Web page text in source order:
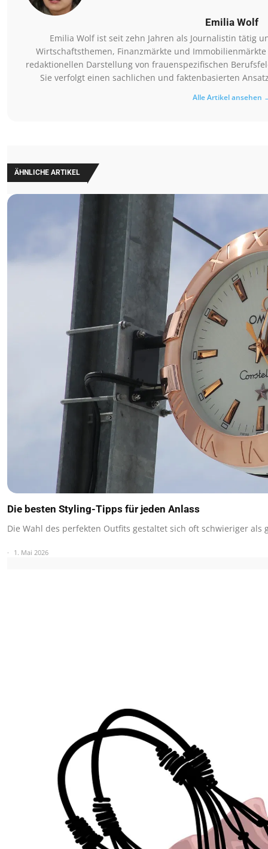
Emilia Wolf
Emilia Wolf ist seit zehn Jahren als Journalistin tätig
Wirtschaftsthemen, Finanzmärkte und
redaktionellen Darstellung von frauenspezifischen
Sie verfolgt einen sachlichen und faktenbasierten
Alle Artikel ansehen
ÄHNLICHE ARTIKEL
Die besten Styling-Tipps für jeden Anlass
Die Wahl des perfekten Outfits gestaltet sich oft schwieriger als
1. Mai 2026